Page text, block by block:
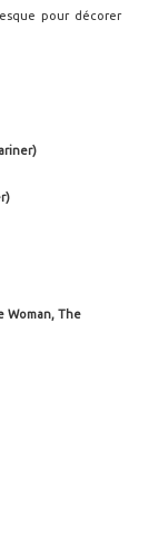
pour décorer
Woman, The